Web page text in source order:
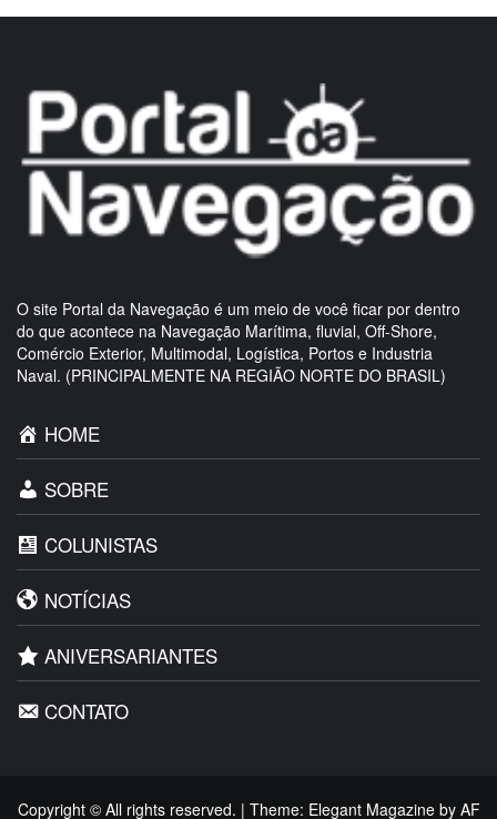
O site Portal da Navegação é um meio de você ficar por dentro
do que acontece na Navegação Marítima, fluvial, Off-Shore,
Comércio Exterior, Multimodal, Logística, Portos e Industria
Naval. (PRINCIPALMENTE NA REGIÃO NORTE DO BRASIL)
HOME
SOBRE
COLUNISTAS
NOTÍCIAS
ANIVERSARIANTES
CONTATO
Copyright © All rights reserved. | Theme: Elegant Magazineby AF